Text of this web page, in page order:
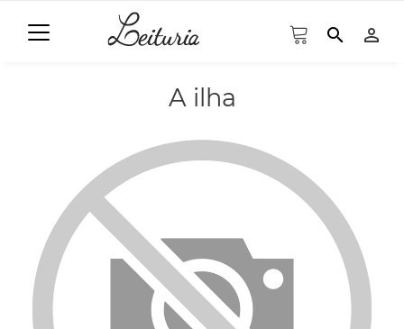
search person_outline
A ilha